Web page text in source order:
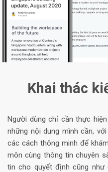
Khai thác
Người dùng chỉ cần thực
những nội dung mình cần,
các cách thông minh để
môn cùng thông tin chuyên
tin cho quyết định cũng như